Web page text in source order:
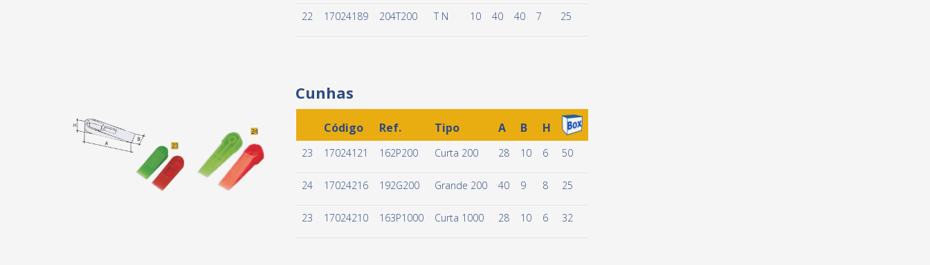
22 17024189 204T200 T N 10 40 40 7 25
Cunhas
Código Ref. Tipo A B H
23 17024121 162P200 Curta 200 28 10 6 50
24 17024216 192G200 Grande 200 40 9 8 25
23 17024210 163P1000 Curta 1000 28 10 6 32